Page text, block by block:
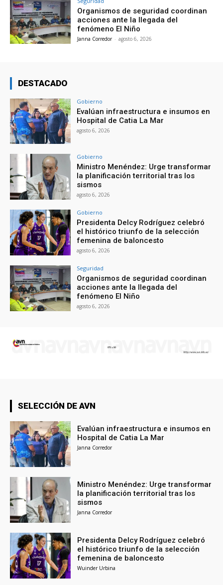
Organismos de seguridad coordinan
acciones ante la llegada del
fenómeno El Niño
Janna Corredor - agosto 6, 2026
DESTACADO
Gobierno
Evalúan infraestructura e insumos en
Hospital de Catia La Mar
agosto 6, 2026
Gobierno
Ministro Menéndez: Urge transformar
la planificación territorial tras los
sismos
agosto 6, 2026
Gobierno
Presidenta Delcy Rodríguez celebró
el histórico triunfo de la selección
femenina de baloncesto
agosto 6, 2026
Seguridad
Organismos de seguridad coordinan
acciones ante la llegada del
fenómeno El Niño
agosto 6, 2026
SELECCIÓN DE AVN
Evalúan infraestructura e insumos en
Hospital de Catia La Mar
Janna Corredor
Ministro Menéndez: Urge transformar
la planificación territorial tras los
sismos
Janna Corredor
Presidenta Delcy Rodríguez celebró
el histórico triunfo de la selección
femenina de baloncesto
Wuinder Urbina